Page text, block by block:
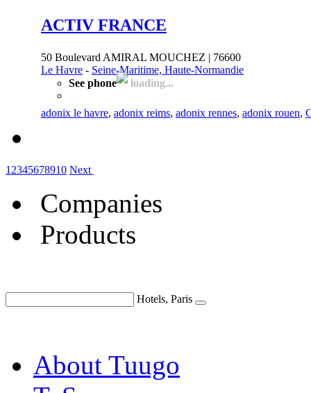
ACTIV FRANCE
50 Boulevard AMIRAL MOUCHEZ | 76600
Le Havre - Seine-Maritime, Haute-Normandie
See phone
loading...
adonix le havre, adonix reims, adonix rennes, adonix rouen,
1 2345678910 Next
Companies
Products
Hotels, Paris
About Tuugo